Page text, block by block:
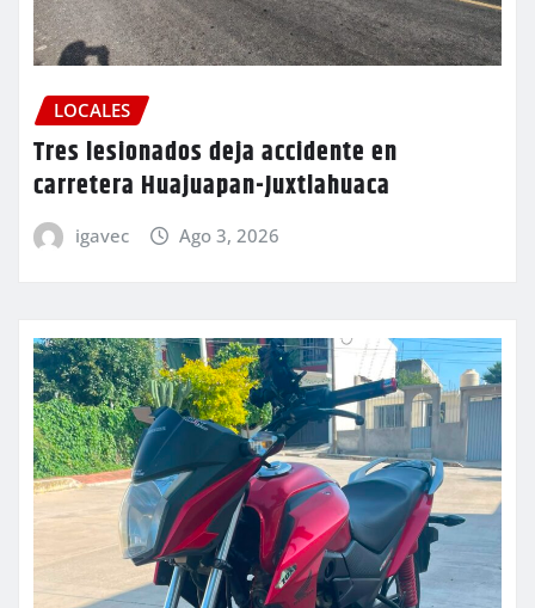
LOCALES
Tres lesionados deja accidente en
carretera Huajuapan-Juxtlahuaca
igavec Ago 3, 2026